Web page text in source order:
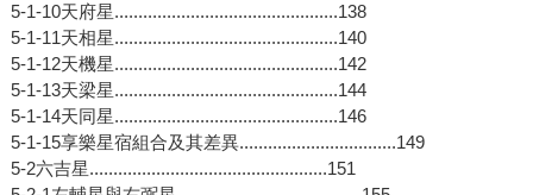
5-1-10天府星...............................................138
5-1-11天相星...............................................140
5-1-12天機星...............................................142
5-1-13天梁星...............................................144
5-1-14天同星...............................................146
5-1-15享樂星宿組合及其差異.................................149
5-2六吉星..................................................151